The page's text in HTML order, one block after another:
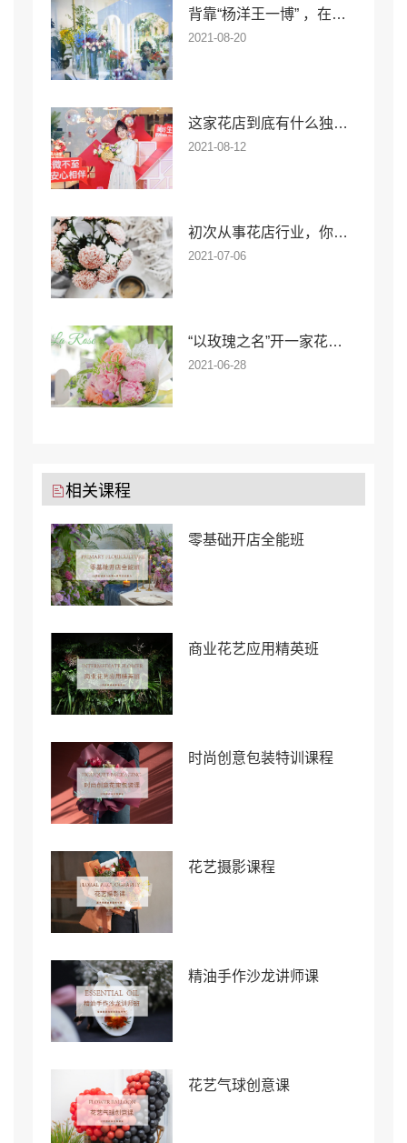
背靠“杨洋王一博” ，在嘈杂的娱乐氛围里还有花木深
2021-08-20
这家花店到底有什么独特魅力，连邓超都说很喜欢
2021-08-12
初次从事花店行业，你可以先做什么准备
2021-07-06
“以玫瑰之名”开一家花店，在上海也能拥有高幸福感
2021-06-28
相关课程
零基础开店全能班
商业花艺应用精英班
时尚创意包装特训课程
花艺摄影课程
精油手作沙龙讲师课
花艺气球创意课